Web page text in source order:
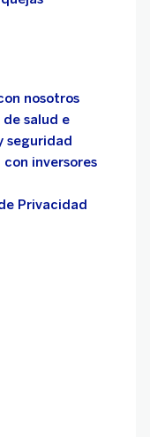
nosotros
salud e
seguridad
con inversores
Privacidad